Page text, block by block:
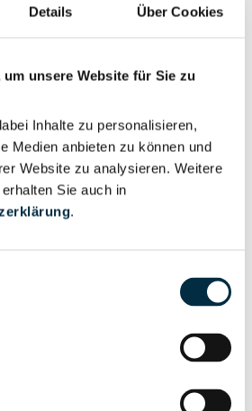
Details Über Cookies
unsere Website für Sie zu
Inhalte zu personalisieren,
Medien anbieten zu können und
Website zu analysieren. Weitere
Sie auch in
.
Vollständiges
Vollständiges
Unternehmensprofil